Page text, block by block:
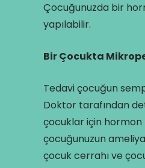
Çocuğunuzda bir
yapılabilir.
Bir Çocukta
Tedavi çocuğun
Doktor tarafından
çocuklar için hormon
çocuğunuzun
çocuk cerrahı ve